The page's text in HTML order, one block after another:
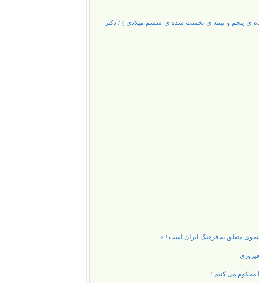
ی پنجم و نیمه ی نخست سده ی ششم میلادی ) / دکتر
متعلق به فرهنگ ایران است ! »
محکوم می کنیم !